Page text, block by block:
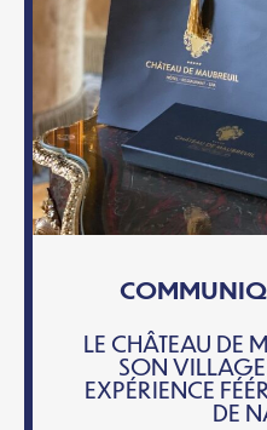
LE CHÂTEAU DE
SON
EXPÉRIENCE
DE